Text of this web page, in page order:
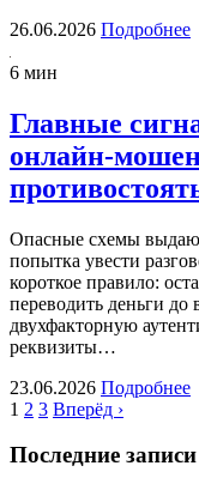
26.06.2026 Подробнее
6 мин
Главные
Опасные схемы
попытка увести
короткое правило:
переводить деньги
двухфакторную
реквизиты…
23.06.2026 Подробнее
1 2 3 Вперёд ›
Последние записи